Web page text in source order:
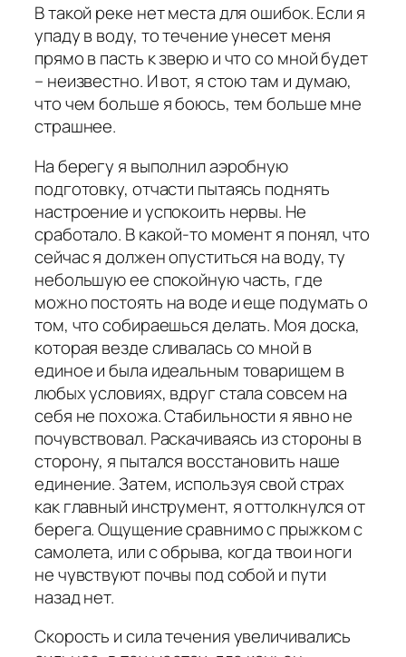
В такой реке нет места для ошибок. Если я
упаду в воду, то течение унесет меня
прямо в пасть к зверю и что со мной будет
– неизвестно. И вот, я стою там и думаю,
что чем больше я боюсь, тем больше мне
страшнее.
На берегу я выполнил аэробную
подготовку, отчасти пытаясь поднять
настроение и успокоить нервы. Не
сработало. В какой-то момент я понял, что
сейчас я должен опуститься на воду, ту
небольшую ее спокойную часть, где
можно постоять на воде и еще подумать о
том, что собираешься делать. Моя доска,
которая везде сливалась со мной в
единое и была идеальным товарищем в
любых условиях, вдруг стала совсем на
себя не похожа. Стабильности я явно не
почувствовал. Раскачиваясь из стороны в
сторону, я пытался восстановить наше
единение. Затем, используя свой страх
как главный инструмент, я оттолкнулся от
берега. Ощущение сравнимо с прыжком с
самолета, или с обрыва, когда твои ноги
не чувствуют почвы под собой и пути
назад нет.
Скорость и сила течения увеличивались